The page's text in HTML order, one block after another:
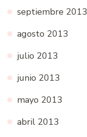
septiembre 2013
agosto 2013
julio 2013
junio 2013
mayo 2013
abril 2013